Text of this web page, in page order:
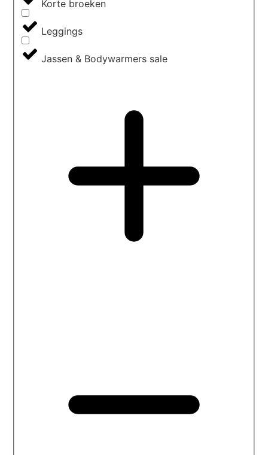
Korte broeken
Leggings
Jassen & Bodywarmers sale